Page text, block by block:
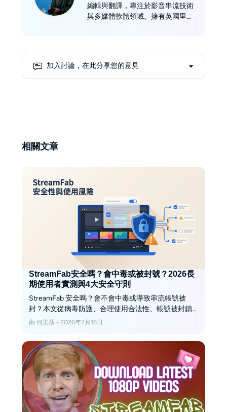
編輯與翻譯，專注於影音串流技術
與多媒體軟體領域。擁有英國里茲
讀者也能輕鬆理解的實用資訊。平
時熱愛野生動物與自然攝影。
加入討論，在此分享您的意見
相關文章
StreamFab安全嗎？會中毒或被封號？2026長
期使用者實測與4大安全守則
StreamFab 安全嗎？會不會中毒或導致串流帳號被
封？本文從病毒防護、合理使用合法性、帳號被封鎖
風險及隱私 4 大面向進行 2026 年最新實測。只要避開
心備份已付費影片。
由 何美莎 - 2026年7月16日